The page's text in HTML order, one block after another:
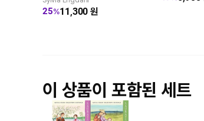
25%11,300원
이 상품이 포함된 세트